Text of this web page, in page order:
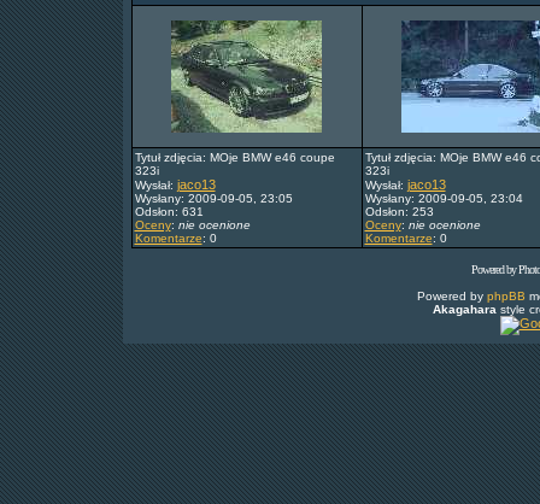
Tytuł zdjęcia: MOje BMW e46 coupe
323i
Wysłał: jaco13
Wysłany: 2009-09-05, 23:05
Odsłon: 631
Oceny: nie ocenione
Komentarze: 0
Tytuł zdjęcia: MOje BMW e46
323i
Wysłał: jaco13
Wysłany: 2009-09-05, 23:04
Odsłon: 253
Oceny: nie ocenione
Komentarze: 0
Powered by
Powered by phpBB
Akagahara style